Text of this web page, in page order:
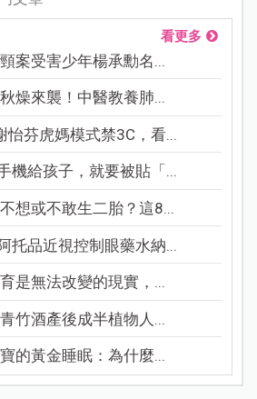
看更多
案受害少年楊承勳名...
燥來襲！中醫教養肺...
怡芬虎媽模式禁3C，看...
機給孩子，就要被貼「...
想或不敢生二胎？這8...
托品近視控制眼藥水納...
是無法改變的現實，...
竹酒產後成半植物人...
的黃金睡眠：為什麼...